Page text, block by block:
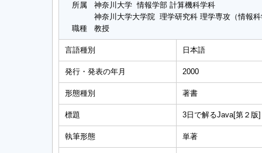
所属
神奈川大学 情報学部 計算機科学科
神奈川大学大学院 理学研究科 理学専攻（情報
職種
教授
言語種別 日本語
発行・発表の年月 2000
形態種別 著書
標題 3日で解るJava[第２版]
執筆形態 単著